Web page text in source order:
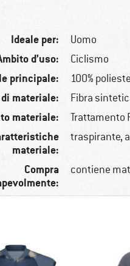
Ideale per: Uomo
d’uso: Ciclismo
principale: 100%
materiale: Fibra
materiale: Trattamento
materiale:
traspirante,
Compra
contiene